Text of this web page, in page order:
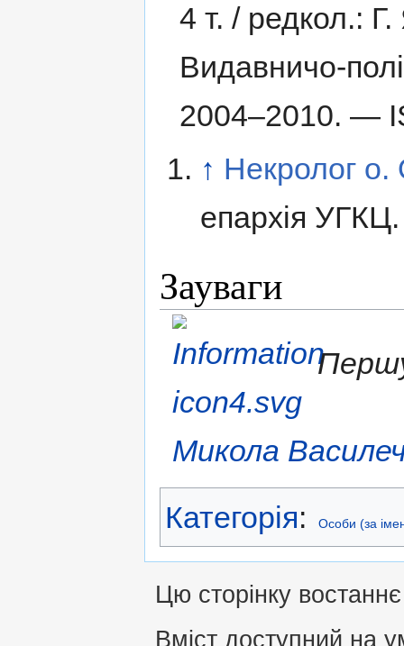
4 т. /редкол.: Г.
Видавничо-
2004–2010. —
↑ Некролог о.
епархія
Зауваги
Першу
Микола
Категорія: Особи (за
Цю сторінку
Вміст доступний на